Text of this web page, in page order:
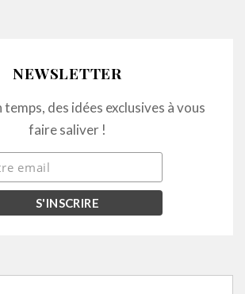
NEWSLETTER
temps, des idées exclusives à vous
faire saliver !